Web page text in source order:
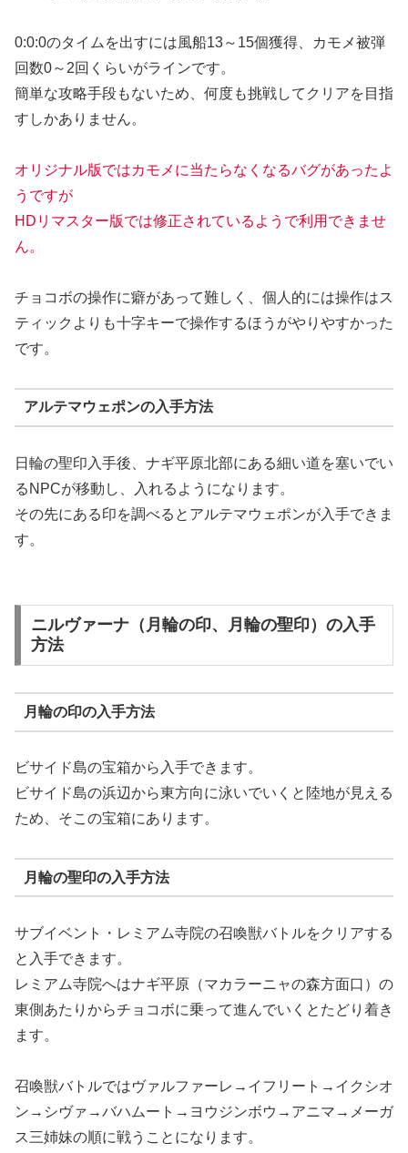
0:0:0のタイムを出すには風船13～15個獲得、カモメ被弾
回数0～2回くらいがラインです。
簡単な攻略手段もないため、何度も挑戦してクリアを目指
すしかありません。
オリジナル版ではカモメに当たらなくなるバグがあったよ
うですが
HDリマスター版では修正されているようで利用できませ
ん。
チョコボの操作に癖があって難しく、個人的には操作はス
ティックよりも十字キーで操作するほうがやりやすかった
です。
アルテマウェポンの入手方法
日輪の聖印入手後、ナギ平原北部にある細い道を塞いでい
るNPCが移動し、入れるようになります。
その先にある印を調べるとアルテマウェポンが入手できま
す。
ニルヴァーナ（月輪の印、月輪の聖印）の入手
方法
月輪の印の入手方法
ビサイド島の宝箱から入手できます。
ビサイド島の浜辺から東方向に泳いでいくと陸地が見える
ため、そこの宝箱にあります。
月輪の聖印の入手方法
サブイベント・レミアム寺院の召喚獣バトルをクリアする
と入手できます。
レミアム寺院へはナギ平原（マカラーニャの森方面口）の
東側あたりからチョコボに乗って進んでいくとたどり着き
ます。
召喚獣バトルではヴァルファーレ→イフリート→イクシオ
ン→シヴァ→バハムート→ヨウジンボウ→アニマ→メーガ
ス三姉妹の順に戦うことになります。